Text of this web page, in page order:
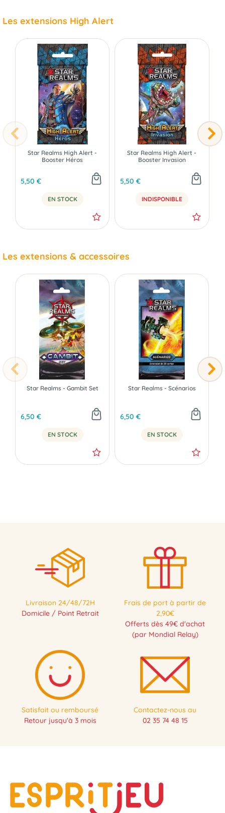
Les extensions High Alert
Star Realms High Alert -
Booster Héros
5,50 €
EN STOCK
Star Realms High Alert -
Booster Invasion
5,50 €
INDISPONIBLE
Les extensions & accessoires
Star Realms - Gambit Set
6,50 €
EN STOCK
Star Realms - Scénarios
6,50 €
EN STOCK
Livraison 24/48/72H
Domicile / Point Retrait
Frais de port à partir de
2,90€
Offerts dès 49€ d'achat
(par Mondial Relay)
Satisfait ou remboursé
Retour jusqu'à 3 mois
Contactez-nous au
02 35 74 48 15